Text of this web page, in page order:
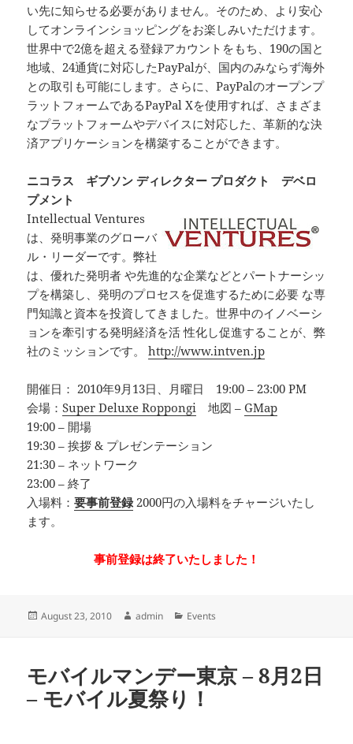
い先に知らせる必要がありません。そのため、より安心
してオンラインショッピングをお楽しみいただけます。
世界中で2億を超える登録アカウントをもち、190の国と
地域、24通貨に対応したPayPalが、国内のみならず海外
との取引も可能にします。さらに、PayPalのオープンプ
ラットフォームであるPayPal Xを使用すれば、さまざま
なプラットフォームやデバイスに対応した、革新的な決
済アプリケーションを構築することができます。
ニコラス ギブソン ディレクター プロダクト デベロ
プメント
Intellectual Ventures
は、発明事業のグローバ
ル・リーダーです。弊社
は、優れた発明者 や先進的な企業などとパートナーシッ
プを構築し、発明のプロセスを促進するために必要 な専
門知識と資本を投資してきました。世界中のイノベーシ
ョンを牽引する発明経済を活 性化し促進することが、弊
社のミッションです。http://www.intven.jp
開催日： 2010年9月13日、月曜日 19:00 – 23:00 PM
会場：Super Deluxe Roppongi 地図 –GMap
19:00 – 開場
19:30 – 挨拶 & プレゼンテーション
21:30 – ネットワーク
23:00 – 終了
入場料：要事前登録2000円の入場料をチャージいたし
ます。
事前登録は終了いたしました！
Posted
August 23, 2010 Author
admin Categories
Events
モバイルマンデー東京 – 8月2日
– モバイル夏祭り！